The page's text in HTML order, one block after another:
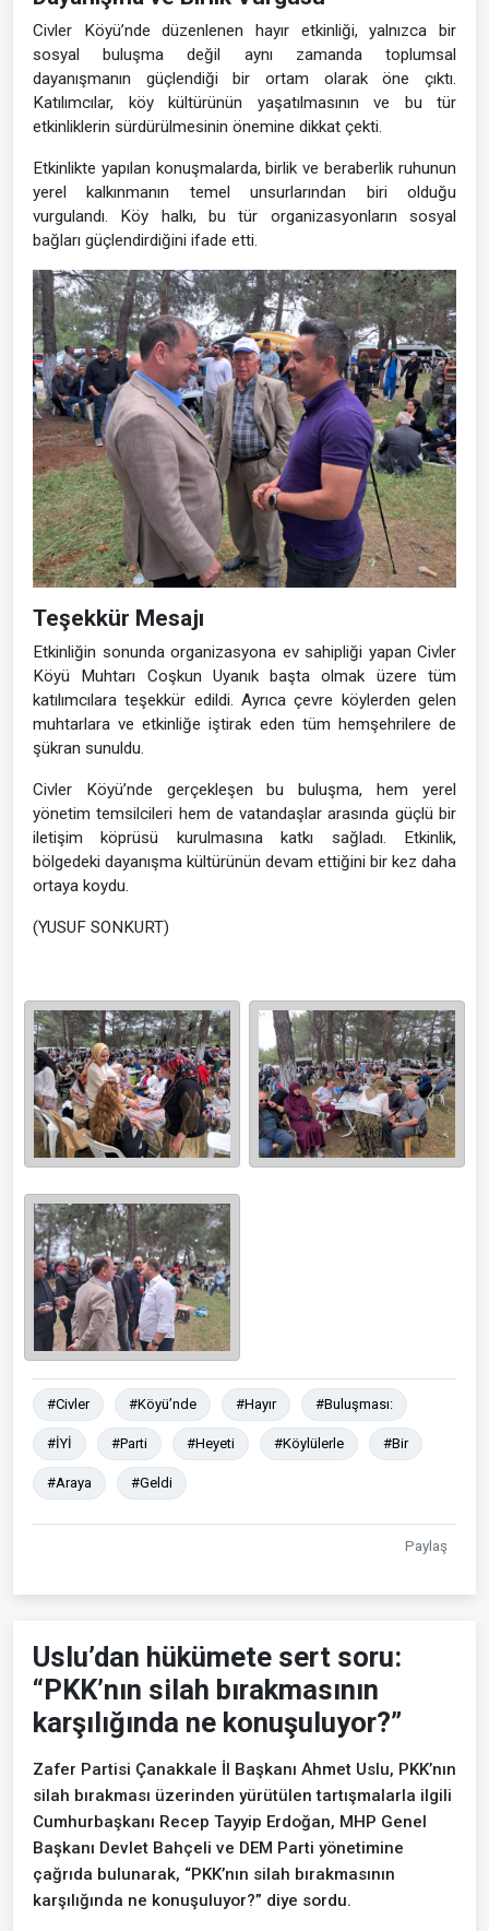
Civler Köyü’nde düzenlenen hayır etkinliği, yalnızca bir
sosyal buluşma değil aynı zamanda toplumsal
dayanışmanın güçlendiği bir ortam olarak öne çıktı.
Katılımcılar, köy kültürünün yaşatılmasının ve bu tür
etkinliklerin sürdürülmesinin önemine dikkat çekti.
Etkinlikte yapılan konuşmalarda, birlik ve beraberlik ruhunun
yerel kalkınmanın temel unsurlarından biri olduğu
vurgulandı. Köy halkı, bu tür organizasyonların sosyal
bağları güçlendirdiğini ifade etti.
Teşekkür Mesajı
Etkinliğin sonunda organizasyona ev sahipliği yapan Civler
Köyü Muhtarı Coşkun Uyanık başta olmak üzere tüm
katılımcılara teşekkür edildi. Ayrıca çevre köylerden gelen
muhtarlara ve etkinliğe iştirak eden tüm hemşehrilere de
şükran sunuldu.
Civler Köyü’nde gerçekleşen bu buluşma, hem yerel
yönetim temsilcileri hem de vatandaşlar arasında güçlü bir
iletişim köprüsü kurulmasına katkı sağladı. Etkinlik,
bölgedeki dayanışma kültürünün devam ettiğini bir kez daha
ortaya koydu.
(YUSUF SONKURT)
#Civler #Köyü’nde #Hayır #Buluşması:
#İYİ #Parti #Heyeti #Köylülerle #Bir
#Araya #Geldi
Paylaş
Uslu’dan hükümete sert soru:
“PKK’nın silah bırakmasının
karşılığında ne konuşuluyor?”
Zafer Partisi Çanakkale İl Başkanı Ahmet Uslu, PKK’nın
silah bırakması üzerinden yürütülen tartışmalarla ilgili
Cumhurbaşkanı Recep Tayyip Erdoğan, MHP Genel
Başkanı Devlet Bahçeli ve DEM Parti yönetimine
çağrıda bulunarak, “PKK’nın silah bırakmasının
karşılığında ne konuşuluyor?” diye sordu.